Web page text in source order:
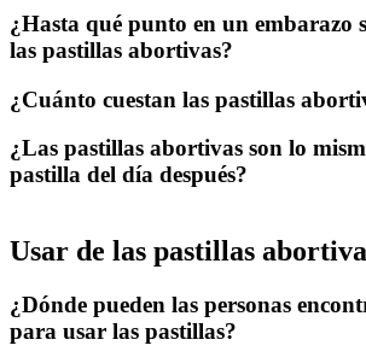
¿Hasta qué punto en un embarazo
las pastillas abortivas?
¿Cuánto cuestan las pastillas
¿Las pastillas abortivas son lo
pastilla del día después?
Usar de las pastillas
¿Dónde pueden las personas
para usar las pastillas?